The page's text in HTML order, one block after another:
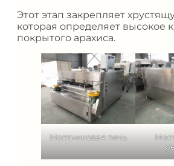
Этот этап закрепляет
которая определяет высокое
покрытого арахиса.
Маятниковая печь